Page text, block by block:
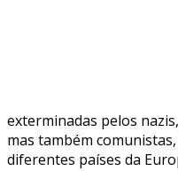
exterminadas pelos
mas também
diferentes países da